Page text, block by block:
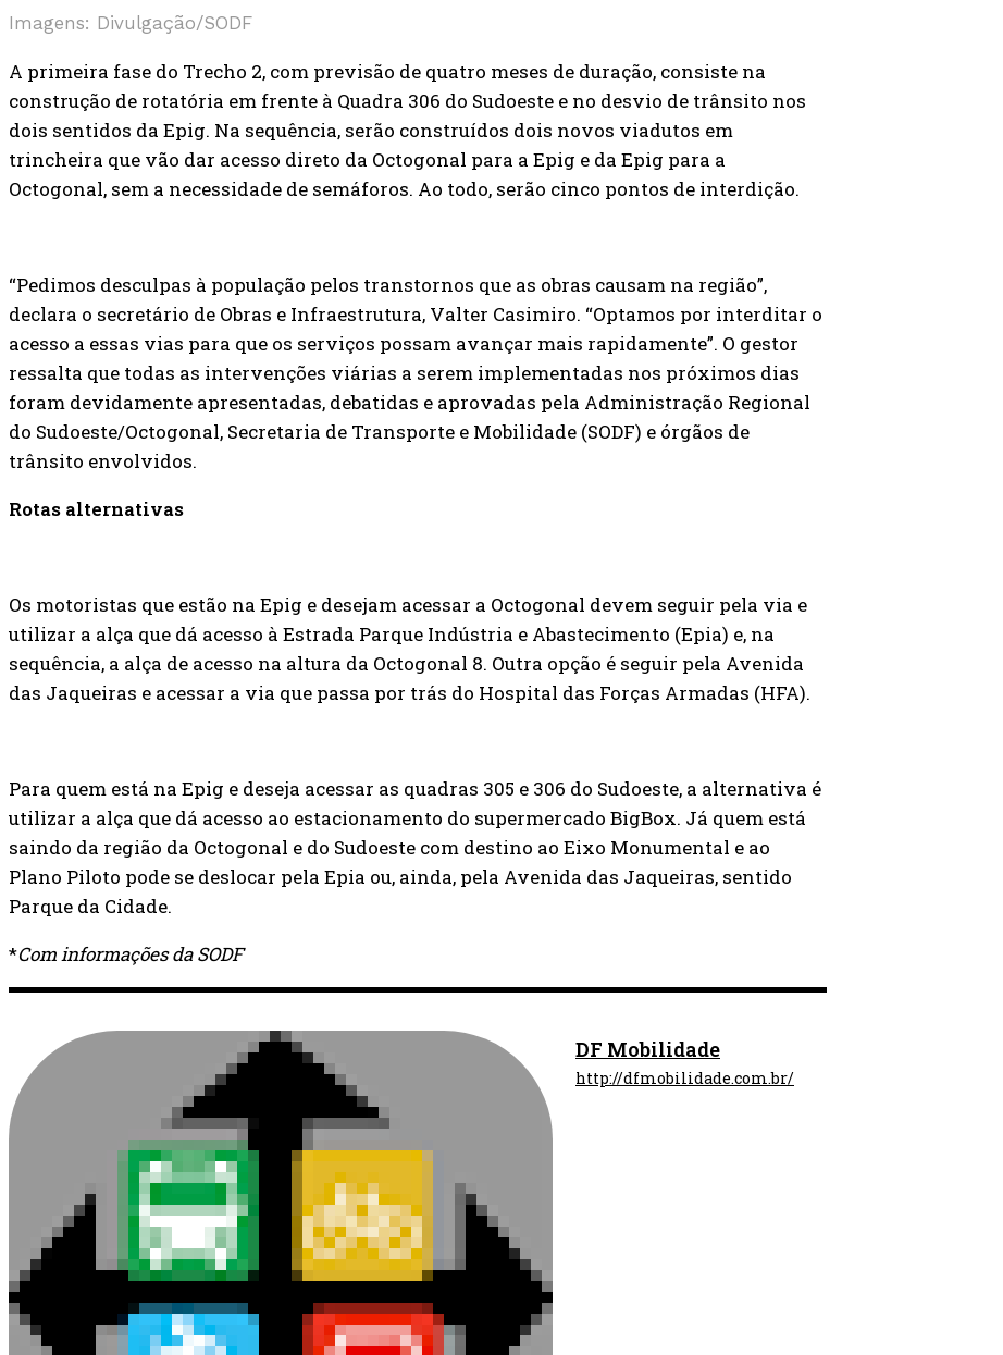
Imagens: Divulgação/SODF
A primeira fase do Trecho 2, com previsão de quatro meses de duração, consiste na
construção de rotatória em frente à Quadra 306 do Sudoeste e no desvio de trânsito nos
dois sentidos da Epig. Na sequência, serão construídos dois novos viadutos em
trincheira que vão dar acesso direto da Octogonal para a Epig e da Epig para a
Octogonal, sem a necessidade de semáforos. Ao todo, serão cinco pontos de interdição.
“Pedimos desculpas à população pelos transtornos que as obras causam na região”,
declara o secretário de Obras e Infraestrutura, Valter Casimiro. “Optamos por interditar o
acesso a essas vias para que os serviços possam avançar mais rapidamente”. O gestor
ressalta que todas as intervenções viárias a serem implementadas nos próximos dias
foram devidamente apresentadas, debatidas e aprovadas pela Administração Regional
do Sudoeste/Octogonal, Secretaria de Transporte e Mobilidade (SODF) e órgãos de
trânsito envolvidos.
Rotas alternativas
Os motoristas que estão na Epig e desejam acessar a Octogonal devem seguir pela via e
utilizar a alça que dá acesso à Estrada Parque Indústria e Abastecimento (Epia) e, na
sequência, a alça de acesso na altura da Octogonal 8. Outra opção é seguir pela Avenida
das Jaqueiras e acessar a via que passa por trás do Hospital das Forças Armadas (HFA).
Para quem está na Epig e deseja acessar as quadras 305 e 306 do Sudoeste, a alternativa é
utilizar a alça que dá acesso ao estacionamento do supermercado BigBox. Já quem está
saindo da região da Octogonal e do Sudoeste com destino ao Eixo Monumental e ao
Plano Piloto pode se deslocar pela Epia ou, ainda, pela Avenida das Jaqueiras, sentido
Parque da Cidade.
*Com informações da SODF
DF Mobilidade
http://dfmobilidade.com.br/